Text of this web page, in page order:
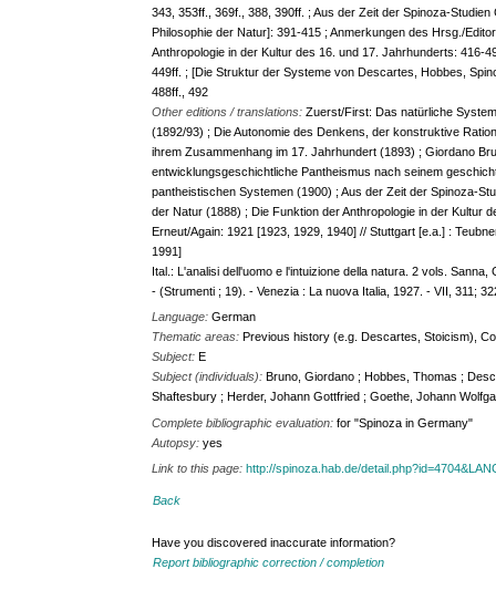
343, 353ff., 369f., 388, 390ff. ; Aus der Zeit der Spinoza-
Philosophie der Natur]: 391-415 ; Anmerkungen des Hrsg./
Anthropologie in der Kultur des 16. und 17. Jahrhunderts: 416-
449ff. ; [Die Struktur der Systeme von Descartes, Hobbes,
488ff., 492
Other editions / translations:Zuerst/First: Das natürliche
(1892/93) ; Die Autonomie des Denkens, der konstruktive
ihrem Zusammenhang im 17. Jahrhundert (1893) ; Giordano
entwicklungsgeschichtliche Pantheismus nach seinem
pantheistischen Systemen (1900) ; Aus der Zeit der Spinoza-
der Natur (1888) ; Die Funktion der Anthropologie in der Kultur
Erneut/Again: 1921 [1923, 1929, 1940] // Stuttgart [e.a.] :
1991]
Ital.: L'analisi dell'uomo e l'intuizione della natura. 2 vols.
- (Strumenti ; 19). - Venezia : La nuova Italia, 1927. - VII, 311;
Language:German
Thematic areas:Previous history (e.g. Descartes, Stoicism),
Subject:E
Subject (individuals):Bruno, Giordano ; Hobbes, Thomas ;
Shaftesbury ; Herder, Johann Gottfried ; Goethe, Johann
Complete bibliographic evaluation:for "Spinoza in Germany"
Autopsy:yes
Link to this page:http://spinoza.hab.de/
Back
Have you discovered inaccurate information?
Report bibliographic correction / completion